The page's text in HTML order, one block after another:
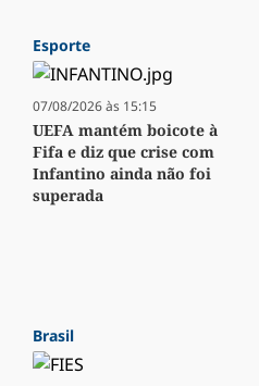
Esporte
07/08/2026 às 15:15
UEFA mantém boicote à
Fifa e diz que crise com
Infantino ainda não foi
superada
Brasil